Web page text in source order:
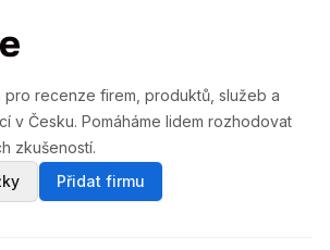
pro recenze firem, produktů, služeb a
v Česku. Pomáháme lidem rozhodovat
zkušeností.
Přidat firmu